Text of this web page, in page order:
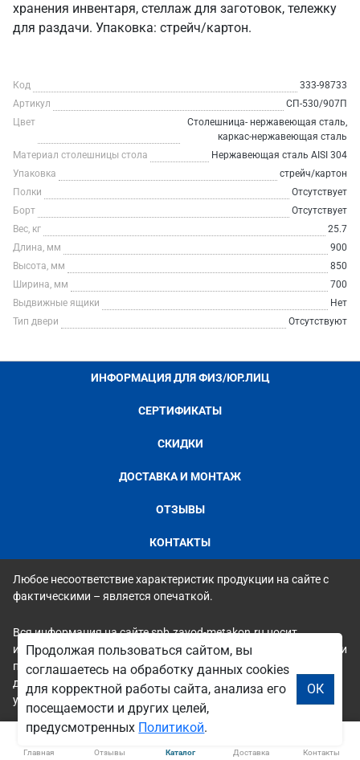
хранения инвентаря, стеллаж для заготовок, тележку
для раздачи. Упаковка: стрейч/картон.
Код
333-98733
Артикул
СП-530/907П
Цвет
Столешница- нержавеющая сталь,
каркас-нержавеющая сталь
Материал столешницы стола
Нержавеющая сталь AISI 304
Упаковка
стрейч/картон
Полки
Отсутствует
Борт
Отсутствует
Вес, кг
25.7
Длина, мм
900
Высота, мм
850
Ширина, мм
700
Выдвижные ящики
Нет
Тип двери
Отсутствуют
ИНФОРМАЦИЯ ДЛЯ ФИЗ/ЮР.ЛИЦ
СЕРТИФИКАТЫ
СКИДКИ
ДОСТАВКА И МОНТАЖ
ОТЗЫВЫ
КОНТАКТЫ
Любое несоответствие характеристик продукции на сайте с
фактическими – является опечаткой.
Вся информация на сайте spb.zavod-metakon.ru носит
исключительно ознакомительный и справочный характер и ни
при каких условиях не является публичной офертой. Всю
дополнительную информацию можно узнать по телефонам
указанным на сайте.
Главная Отзывы Каталог Доставка Контакты
Продолжая пользоваться сайтом, вы
соглашаетесь на обработку данных cookies
для корректной работы сайта, анализа его
посещаемости и других целей,
предусмотренных Политикой.
ОК